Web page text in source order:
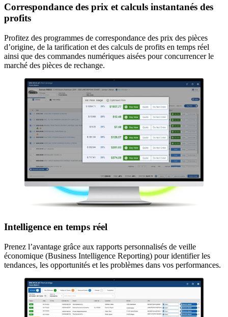
Correspondance des prix et calculs instantanés des
profits
Profitez des programmes de correspondance des prix des pièces
d’origine, de la tarification et des calculs de profits en temps réel
ainsi que des commandes numériques aisées pour concurrencer le
marché des pièces de rechange.
Intelligence en temps réel
Prenez l’avantage grâce aux rapports personnalisés de veille
économique (Business Intelligence Reporting) pour identifier les
tendances, les opportunités et les problèmes dans vos performances.